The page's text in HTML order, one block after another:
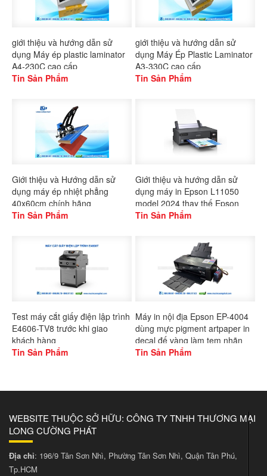
giới thiệu và hướng dẫn sử
dụng Máy ép plastic laminator
A4-230C cao cấp
Tin Sản Phẩm
giới thiệu và hướng dẫn sử
dụng Máy Ép Plastic Laminator
A3-330C cao cấp
Tin Sản Phẩm
Giới thiệu và Hướng dẫn sử
dụng máy ép nhiệt phẳng
40x60cm chính hãng
Gaoshang
Tin Sản Phẩm
Giới thiệu và hướng dẫn sử
dụng máy in Epson L11050
model 2024 thay thế Epson
L1300
Tin Sản Phẩm
Test máy cắt giấy điện lập trình
E4606-TV8 trước khi giao
khách hàng
Tin Sản Phẩm
Máy in nội địa Epson EP-4004
dùng mực pigment artpaper in
decal đế vàng làm tem nhãn
Tin Sản Phẩm
WEBSITE THUỘC SỞ HỮU: CÔNG TY TNHH THƯƠNG MẠI
LONG CƯỜNG PHÁT
Địa chỉ: 196/9 Tân Sơn Nhì, Phường Tân Sơn Nhì, Quận Tân Phú,
Tp.HCM